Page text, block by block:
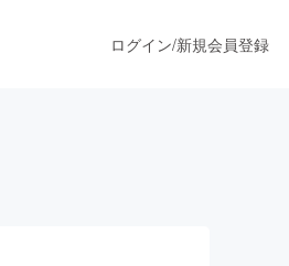
ログイン/新規会員登録